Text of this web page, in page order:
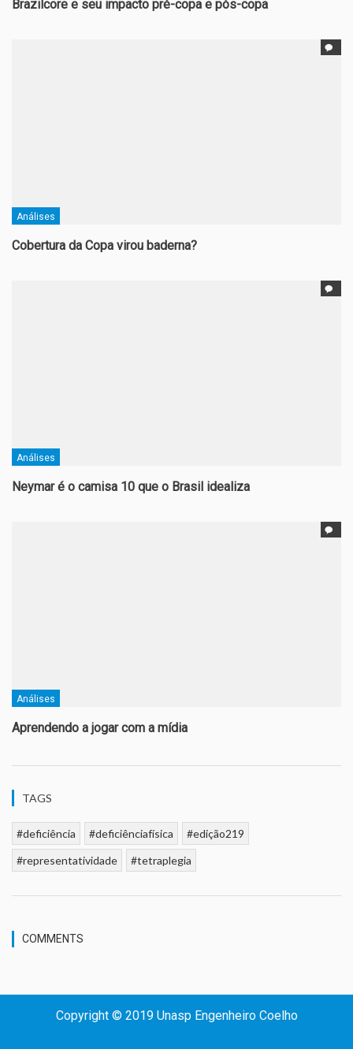
Brazilcore e seu impacto pré-copa e pós-copa
Análises
Cobertura da Copa virou baderna?
Análises
Neymar é o camisa 10 que o Brasil idealiza
Análises
Aprendendo a jogar com a mídia
TAGS
#deficiência #deficiênciafísica
#edição219
#representatividade
#tetraplegia
COMMENTS
Copyright © 2019 Unasp Engenheiro Coelho